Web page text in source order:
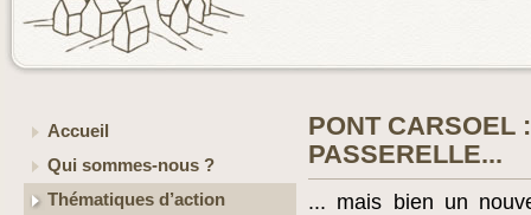
Accueil
Qui sommes-nous ?
Thématiques d’action
PONT CARSOEL
PASSERELLE...
... mais bien un